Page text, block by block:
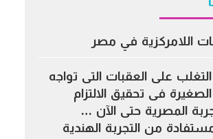
اللامركزية في مصر
على العقبات التى تواجه
فى تحقيق الالتزام
المصرية حتى الآن …
من التجربة الهندية